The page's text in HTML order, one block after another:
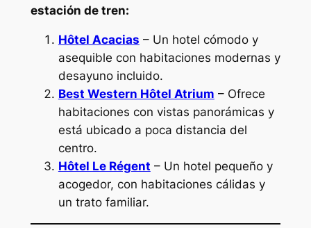
estación de tren:
Hôtel Acacias – Un hotel cómodo y
asequible con habitaciones modernas y
desayuno incluido.
Best Western Hôtel Atrium – Ofrece
habitaciones con vistas panorámicas y
está ubicado a poca distancia del
centro.
Hôtel Le Régent – Un hotel pequeño y
acogedor, con habitaciones cálidas y
un trato familiar.